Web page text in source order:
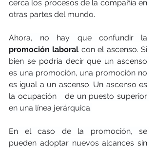
cerca los procesos de la compañía en
otras partes del mundo.
promoción laboral con el ascenso. Si
bien se podría decir que un ascenso
es una promoción, una promoción no
es igual a un ascenso. Un ascenso es
la ocupación   de un puesto superior
en una línea jerárquica.
En el caso de la promoción, se
pueden adoptar nuevos alcances sin